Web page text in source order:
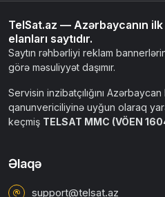
TelSat.az — Azərbaycanın
elanları saytıdır.
Saytın rəhbərliyi reklam
görə məsuliyyət daşımır.
Servisin inzibatçılığını Azərbaycan
qanunvericiliyinə uyğun olaraq
keçmiş TELSAT MMC (VÖEN
Əlaqə
support@telsat.az